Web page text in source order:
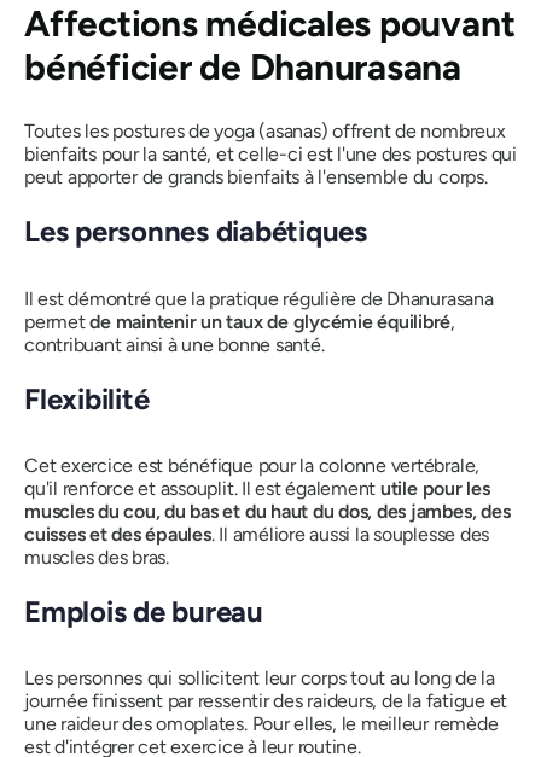
Affections médicales pouvant
bénéficier de Dhanurasana
Toutes les postures de yoga (asanas) offrent de nombreux
bienfaits pour la santé, et celle-ci est l'une des postures qui
peut apporter de grands bienfaits à l'ensemble du corps.
Les personnes diabétiques
Il est démontré que la pratique régulière de Dhanurasana
permetde maintenir un taux de glycémie équilibré,
contribuant ainsi à une bonne santé.
Flexibilité
Cet exercice est bénéfique pour la colonne vertébrale,
qu'il renforce et assouplit. Il est également utile pour les
muscles du cou, du bas et du haut du dos, des jambes, des
cuisses et des épaules. Il améliore aussi la souplesse des
muscles des bras.
Emplois de bureau
Les personnes qui sollicitent leur corps tout au long de la
journée finissent par ressentir des raideurs, de la fatigue et
une raideur des omoplates. Pour elles, le meilleur remède
est d'intégrer cet exercice à leur routine.